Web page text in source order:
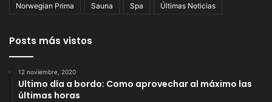
Norwegian Prima Sauna Spa Últimas Noticias
Posts más vistos
12 noviembre, 2020
Ultimo día a bordo: Como aprovechar al máximo las
últimas horas